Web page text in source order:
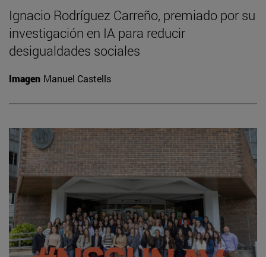
Ignacio Rodríguez Carreño, premiado por su
investigación en IA para reducir
desigualdades sociales
Imagen Manuel Castells